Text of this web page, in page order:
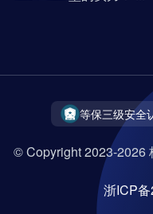
等保三级安全
© Copyright 2023-2026
浙ICP